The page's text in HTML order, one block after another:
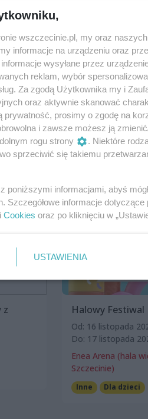
w
Darmowe
Szczeciński
Magic
16 listopada 2024,
Dom Kultury „13
Inne Dla dzieci
z
Halowy
Od: 16 listopada
Do: 17 listopada
Enea Arena (hala
Szczecinie)
Inne Dla dzieci
wszczecinie.pl, my oraz
informacje na urządzeniu oraz
wysyłane przez
reklam, wybór
Za zgodą Użytkownika my i
oraz aktywnie skanować
prywatność, prosimy o zgodę na
i zawsze możesz ją
rogu strony
. Niektóre
sprzeciwić się takiemu
poniższymi informacjami, abyś
Szczegółowe informacje
i Cookies oraz po kliknięciu w
USTAWIENIA